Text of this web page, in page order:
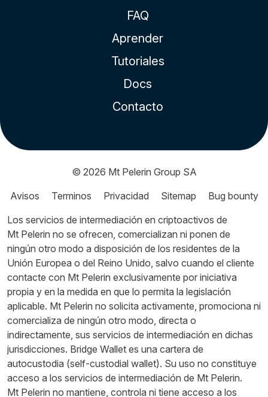
FAQ
Aprender
Tutoriales
Docs
Contacto
© 2026 Mt Pelerin Group SA
Avisos
Terminos Privacidad Sitemap
Bug bounty
Los servicios de intermediación en criptoactivos de
Mt Pelerin no se ofrecen, comercializan ni ponen de
ningún otro modo a disposición de los residentes de la
Unión Europea o del Reino Unido, salvo cuando el cliente
contacte con Mt Pelerin exclusivamente por iniciativa
propia y en la medida en que lo permita la legislación
aplicable. Mt Pelerin no solicita activamente, promociona ni
comercializa de ningún otro modo, directa o
indirectamente, sus servicios de intermediación en dichas
jurisdicciones. Bridge Wallet es una cartera de
autocustodia (self-custodial wallet). Su uso no constituye
acceso a los servicios de intermediación de Mt Pelerin.
Mt Pelerin no mantiene, controla ni tiene acceso a los